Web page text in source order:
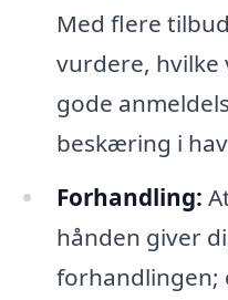
Med flere
vurdere,
gode
beskæring i
Forhandling:
hånden giver
forhandlingen;